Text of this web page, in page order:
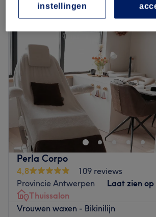
Perla Corpo
4,8
109 reviews
Provincie Antwerpen
Laat zien
Thuissalon
Vrouwen waxen - Bikinilijn
instellingen